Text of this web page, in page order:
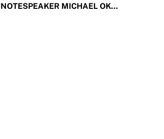
RAMSAUER REDNERMANAGEMENT VERTRITT KEYNOTESPEAKER MICHAEL OKADA